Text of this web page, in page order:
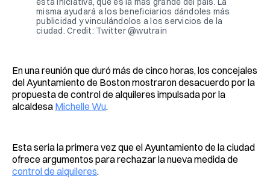
misma ayudará a los beneficiarios dándoles más
publicidad y vinculándolos a los servicios de la
ciudad. Credit: Twitter @wutrain
En una reunión que duró más de cinco horas, los concejales
del Ayuntamiento de Boston mostraron desacuerdo por la
propuesta de control de alquileres impulsada por la
alcaldesa Michelle Wu.
Esta seria la primera vez que el Ayuntamiento de la ciudad
ofrece argumentos para rechazar la nueva medida de
control de alquileres.